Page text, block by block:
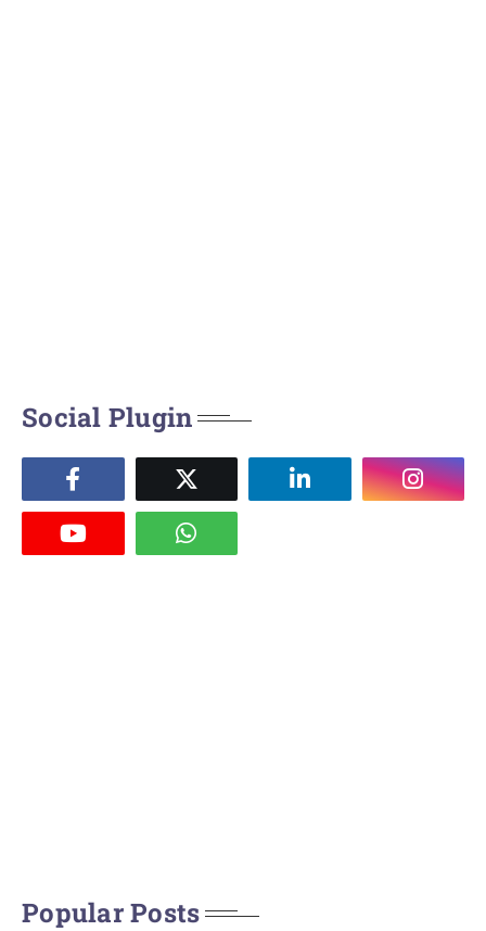
Social Plugin
Popular Posts